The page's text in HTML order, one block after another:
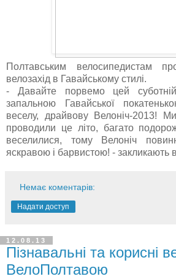
Полтавським велосипедистам
велозахід в Гавайському стилі.
- Давайте порвемо цей
запальною Гавайської
веселу, драйвову Велоніч-2013!
проводили це літо, багато
веселилися, тому Велоніч
яскравою і барвистою! - закликають
Немає коментарів:
Надати доступ
12.08.13
Пізнавальні та корисні
ВелоПолтавою